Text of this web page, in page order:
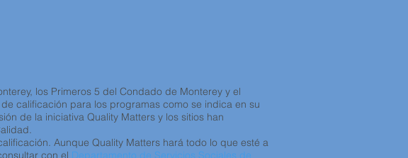
los Primeros 5 del Condado de Monterey y el
calificación para los programas como se indica en su
de la iniciativa Quality Matters y los sitios han
Aunque Quality Matters hará todo lo que esté a
con el Departamento de Servicios Sociales de